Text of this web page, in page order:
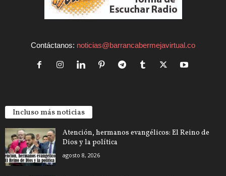
Contáctanos: noticias@barrancabermejavirtual.co
Incluso más noticias
Atención, hermanos evangélicos: El Reino de
Dios y la política
agosto 8, 2026